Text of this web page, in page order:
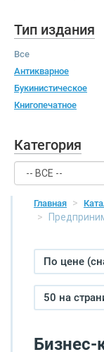
Тип издания
Все
Антикварное
Букинистическое
Книгопечатное
Категория
Главная
По цене
50 на
Бизнес-